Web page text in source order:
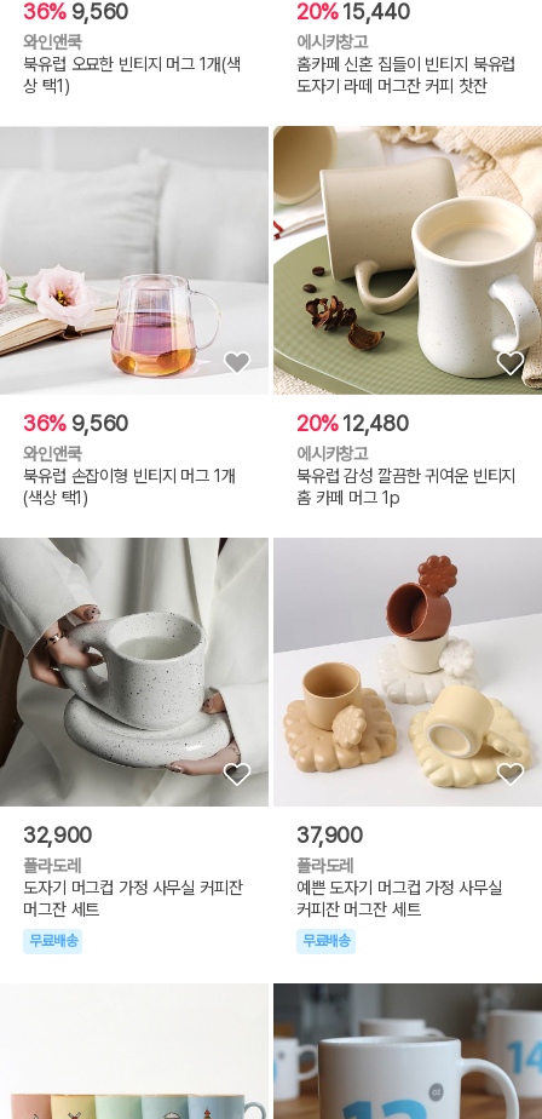
36% 9,560
와인앤쿡
북유럽 오묘한 빈티지 머그 1개(색
상 택1)
20%15,440
에시카창고
홈카페 신혼 집들이 빈티지 북유럽
도자기 라떼 머그잔 커피 찻잔
36% 9,560
와인앤쿡
북유럽 손잡이형 빈티지 머그 1개
(색상 택1)
20%12,480
에시카창고
북유럽 감성 깔끔한 귀여운 빈티지
홈 카페 머그 1p
32,900
폴라도레
도자기 머그컵 가정 사무실 커피잔
머그잔 세트
무료배송
37,900
폴라도레
예쁜 도자기 머그컵 가정 사무실
커피잔 머그잔 세트
무료배송